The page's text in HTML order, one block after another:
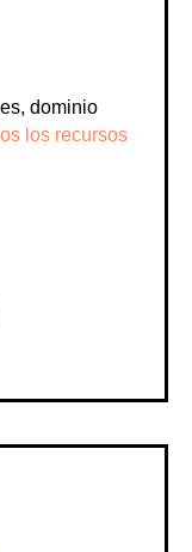
dominio
los recursos